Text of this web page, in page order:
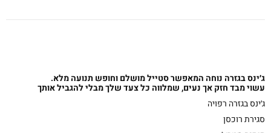
ג׳ינס בגזרה נוחה המאפשר סטייל מושלם וחופש תנועה מלא.
עשוי מבד חזק אך נעים, שמלווה כל צעד שלך מבלי להגביל אותך
ג׳ינס בגזרה רפויה
סגירת רוכסן